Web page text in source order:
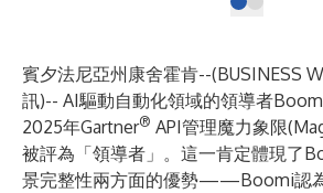
賓夕法尼亞州康舍霍肯--(BUSINESS
訊)-- AI驅動自動化領域的領導者
2025年Gartner® API管理魔力象限
被評為「領導者」。這一肯定體現了
景完整性兩方面的優勢——Boomi認